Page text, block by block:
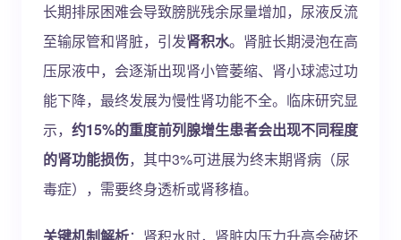
长期排尿困难会导致膀胱残余尿量增加，尿液反流
至输尿管和肾脏，引发肾积水。肾脏长期浸泡在高
压尿液中，会逐渐出现肾小管萎缩、肾小球滤过功
能下降，最终发展为慢性肾功能不全。临床研究显
示， 约15%的重度前列腺增生患者会出现不同程度
的肾功能损伤，其中3%可进展为终末期肾病（尿
毒症），需要终身透析或肾移植。